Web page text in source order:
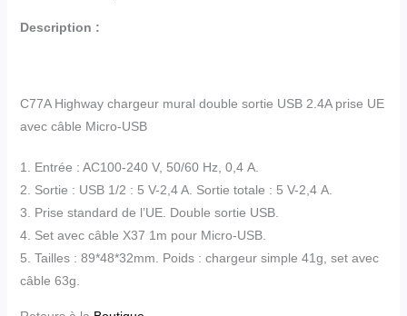
Description :
C77A Highway chargeur mural double sortie USB 2.4A prise UE
avec câble Micro-USB
1. Entrée : AC100-240 V, 50/60 Hz, 0,4 A.
2. Sortie : USB 1/2 : 5 V-2,4 A. Sortie totale : 5 V-2,4 A.
3. Prise standard de l’UE. Double sortie USB.
4. Set avec câble X37 1m pour Micro-USB.
5. Tailles : 89*48*32mm. Poids : chargeur simple 41g, set avec
câble 63g.